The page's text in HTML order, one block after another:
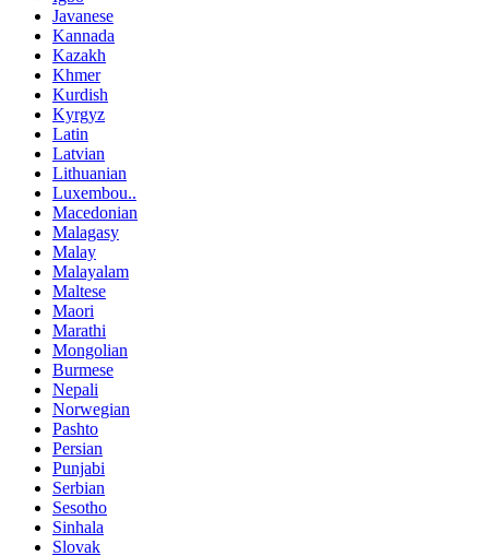
Javanese
Kannada
Kazakh
Khmer
Kurdish
Kyrgyz
Latin
Latvian
Lithuanian
Luxembou..
Macedonian
Malagasy
Malay
Malayalam
Maltese
Maori
Marathi
Mongolian
Burmese
Nepali
Norwegian
Pashto
Persian
Punjabi
Serbian
Sesotho
Sinhala
Slovak